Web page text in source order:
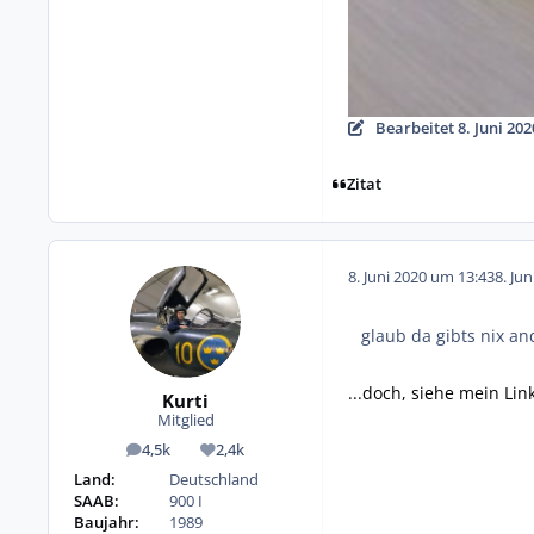
Bearbeitet8. Juni
Zitat
Kurti
Mitglied
4,5k
Beiträge 2,4k
Reputation
Land:
Deutschland
SAAB:
900 I
Baujahr:
1989
8. Juni 2020 um 13:438.
glaub da gibts nix
...doch, siehe mein